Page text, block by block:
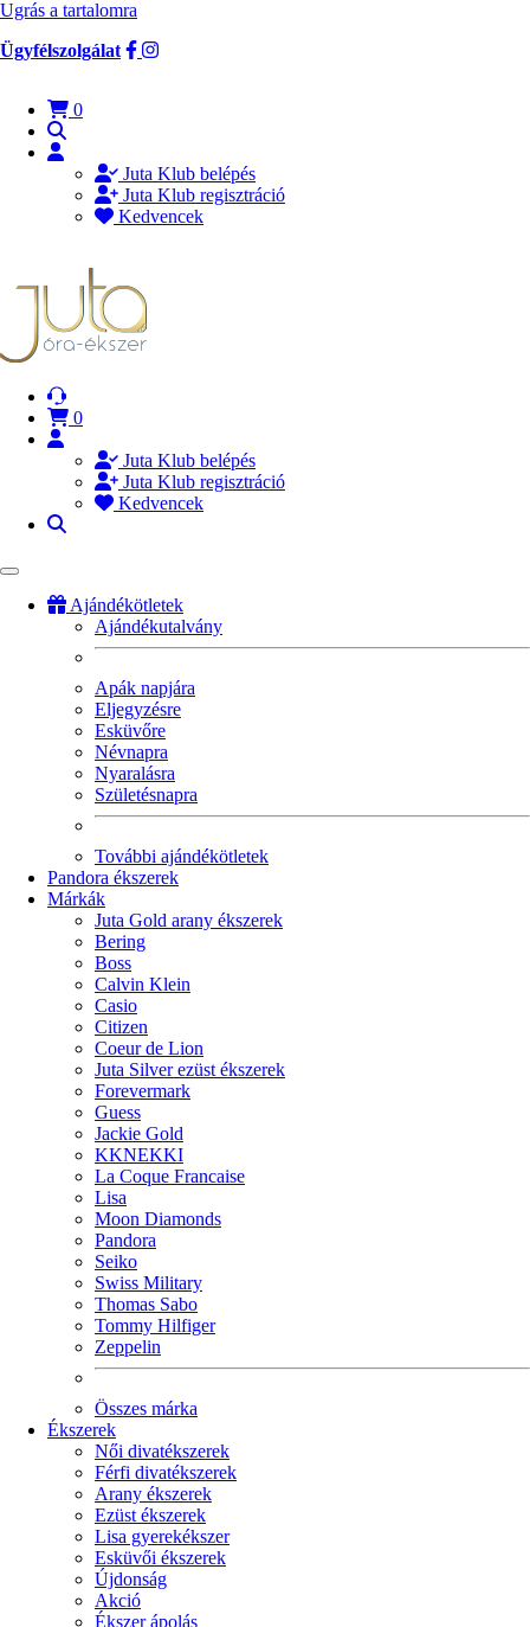
Ugrás a tartalomra
Ügyfélszolgálat
0
Juta Klub belépés
Juta Klub regisztráció
Kedvencek
0
Juta Klub belépés
Juta Klub regisztráció
Kedvencek
Ajándékötletek
Ajándékutalvány
Apák napjára
Eljegyzésre
Esküvőre
Névnapra
Nyaralásra
Születésnapra
További ajándékötletek
Pandora ékszerek
Márkák
Juta Gold arany ékszerek
Bering
Boss
Calvin Klein
Casio
Citizen
Coeur de Lion
Juta Silver ezüst ékszerek
Forevermark
Guess
Jackie Gold
KKNEKKI
La Coque Francaise
Lisa
Moon Diamonds
Pandora
Seiko
Swiss Military
Thomas Sabo
Tommy Hilfiger
Zeppelin
Összes márka
Ékszerek
Női divatékszerek
Férfi divatékszerek
Arany ékszerek
Ezüst ékszerek
Lisa gyerekékszer
Esküvői ékszerek
Újdonság
Akció
Ékszer ápolás